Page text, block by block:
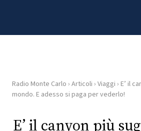
HOME
RADIO
Radio Monte Carlo › Articoli › Viaggi › E’ il
mondo. E adesso si paga per vederlo!
E’ il canyon più